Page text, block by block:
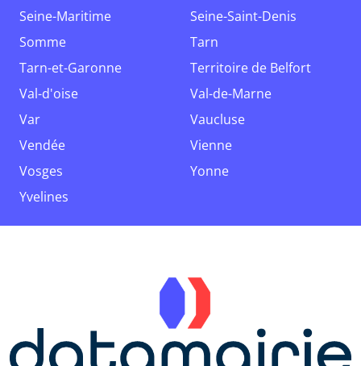
Seine-Maritime
Seine-Saint-Denis
Somme
Tarn
Tarn-et-Garonne
Territoire de Belfort
Val-d'oise
Val-de-Marne
Var
Vaucluse
Vendée
Vienne
Vosges
Yonne
Yvelines